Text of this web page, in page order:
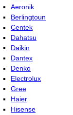
Aeronik
Berlingtoun
Centek
Dahatsu
Daikin
Dantex
Denko
Electrolux
Gree
Haier
Hisense